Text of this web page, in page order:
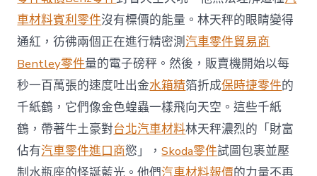
電
SUV
Grecale
Folgore
爆
發
力
OSDER
奧
斯
德
車材料賓利零件沒有標價的能量。林天秤的眼睛變得
通紅，彷彿兩個正在進行精密測汽車零件貿易商
Bentley零件量的電子磅秤。然後，販賣機開始以每
秒一百萬張的速度吐出金水箱精箔折成保時捷零件的
千紙鶴，它們像金色蝗蟲一樣飛向天空。這些千紙
鶴，帶著牛土豪對台北汽車材料林天秤濃烈的「財富
佔有汽車零件進口商慾」，Skoda零件試圖包裹並壓
制水瓶座的怪誕藍光。他們汽車材料報價的力量不再